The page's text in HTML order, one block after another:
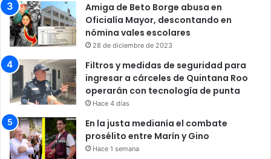
Amiga de Beto Borge abusa en
Oficialía Mayor, descontando en
nómina vales escolares
28 de diciembre de 2023
Filtros y medidas de seguridad para
ingresar a cárceles de Quintana Roo
operarán con tecnología de punta
Hace 4 días
En la justa medianía el combate
prosélito entre Marín y Gino
Hace 1 semana